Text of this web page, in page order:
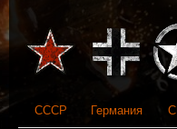
СССР Германия